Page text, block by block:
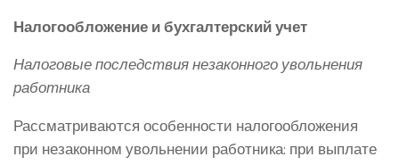
Налогообложение и бухгалтерский учет
Налоговые последствия незаконного увольнения
работника
Рассматриваются особенности налогообложения
при незаконном увольнении работника: при выплате